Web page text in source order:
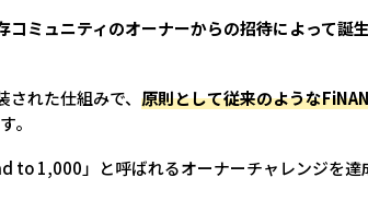
コミュニティのオーナーからの招待によって誕
された仕組みで、原則として従来のような
。
to 1,000」と呼ばれるオーナーチャレンジを達